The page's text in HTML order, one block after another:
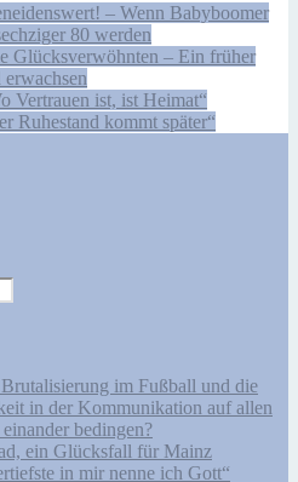
– Wenn Babyboomer
80 werden
Glücksverwöhnten – Ein früher
Vertrauen ist, ist Heimat“
Ruhestand kommt später“
im Fußball und die
in der Kommunikation auf allen
bedingen?
ein Glücksfall für Mainz
in mir nenne ich Gott“